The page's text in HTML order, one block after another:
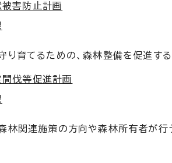
害防止計画
り育てるための、森林整備を促進する
伐等促進計画
林関連施策の方向や森林所有者が